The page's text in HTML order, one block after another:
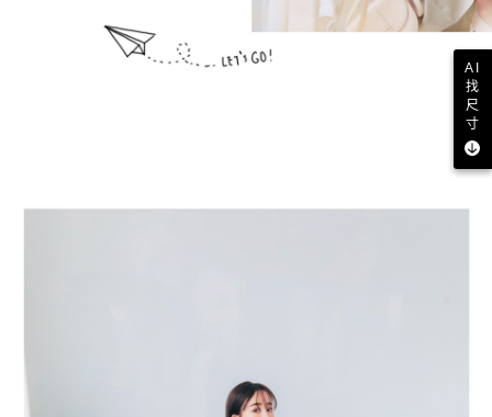
AI
找
尺
寸